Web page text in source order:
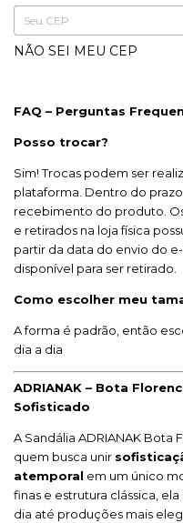
Entregas para o CEP:
NÃO SEI MEU CEP
FAQ – Perguntas
Posso trocar?
Sim! Trocas podem ser
plataforma. Dentro do
recebimento do produto.
e retirados na loja física
partir da data do envio do
disponível para ser retirado.
Como escolher meu
A forma é padrão, então
dia a dia
ADRIANAK – Bota
Sofisticado
A Sandália ADRIANAK Bota
quem busca unir
atemporal em um único
finas e estrutura clássica,
dia até produções mais